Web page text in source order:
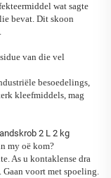
wat sagte
bevat. Dit skoon
van die vel
besoedelings,
kleefmiddels, mag
2 L 2 kg
my oë kom?
As u kontaklense dra
voort met spoeling.